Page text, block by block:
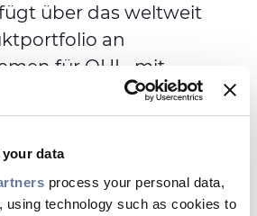
data
process your personal data,
using technology such as cookies to
über das weltweit
an
für OHL, mit
auf der ganzen Welt,
des globalen
Die Ingenieure der
Sie bei der
Designs